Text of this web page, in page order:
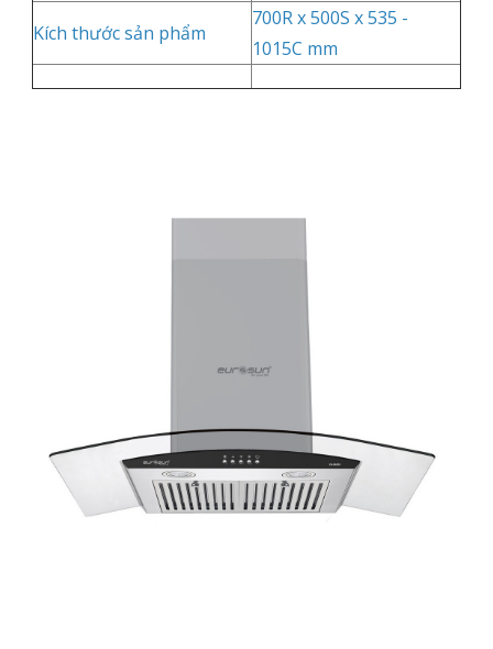
Kích thước sản phẩm
700R x 500S x 535 -
1015C mm